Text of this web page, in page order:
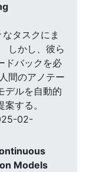
タスクにま
しかし、彼ら
ドバックを必
間のアノテー
デルを自動的
する。
02-
Models